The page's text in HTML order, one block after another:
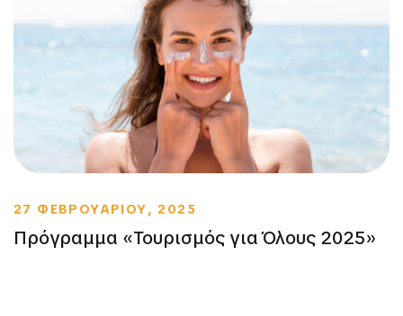
27 ΦΕΒΡΟΥΑΡΙΟΥ, 2025
Πρόγραμμα «Τουρισμός για Όλους 2025»